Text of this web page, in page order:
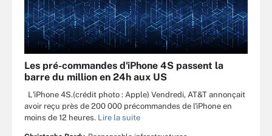
Les pré-commandes d'iPhone 4S passent la
barre du million en 24h aux US
L'iPhone 4S.(crédit photo : Apple) Vendredi, AT&T annonçait
avoir reçu près de 200 000 précommandes de l'iPhone en
moins de 12 heures. Lire la suite